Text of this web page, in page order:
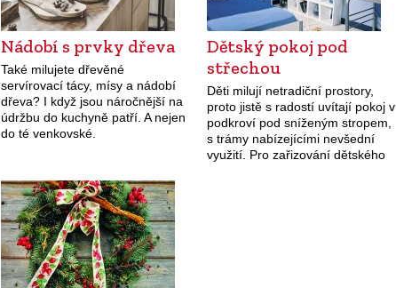
Nádobí s prvky dřeva
Také milujete dřevěné
servírovací tácy, mísy a nádobí
dřeva? I když jsou náročnější na
údržbu do kuchyně patří. A nejen
do té venkovské.
Dětský pokoj pod
střechou
Děti milují netradiční prostory,
proto jistě s radostí uvítají pokoj v
podkroví pod sníženým stropem,
s trámy nabízejícími nevšední
využití. Pro zařizování dětského